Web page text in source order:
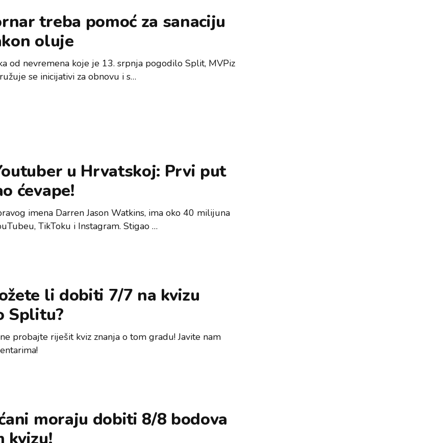
treba pomoć za sanaciju
oluje
od nevremena koje je 13. srpnja pogodilo Split, MVPiz
se inicijativi za obnovu i s…
u Hrvatskoj: Prvi put
ćevape!
imena Darren Jason Watkins, ima oko 40 milijuna
TikToku i Instagram. Stigao …
li dobiti 7/7 na kvizu
Splitu?
probajte riješit kviz znanja o tom gradu! Javite nam
moraju dobiti 8/8 bodova
kvizu!